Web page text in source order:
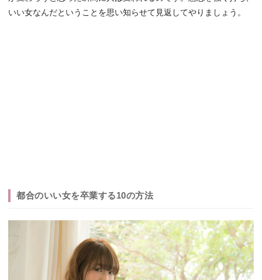
いい女なんだということを思い知らせて見返してやりましょう。
都合のいい女を卒業する10の方法